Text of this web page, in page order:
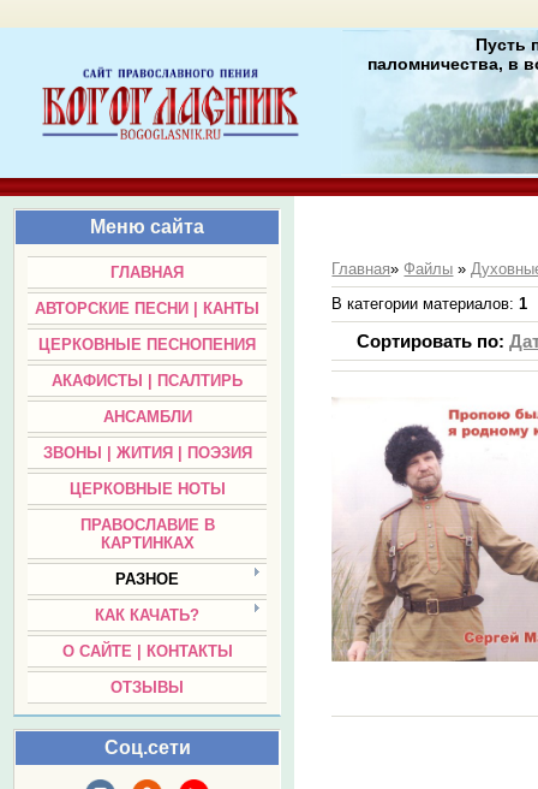
Пусть
паломничества, в
Меню сайта
ГЛАВНАЯ
АВТОРСКИЕ ПЕСНИ | КАНТЫ
ЦЕРКОВНЫЕ ПЕСНОПЕНИЯ
АКАФИСТЫ | ПСАЛТИРЬ
АНСАМБЛИ
ЗВОНЫ | ЖИТИЯ | ПОЭЗИЯ
ЦЕРКОВНЫЕ НОТЫ
ПРАВОСЛАВИЕ В
КАРТИНКАХ
РАЗНОЕ
КАК КАЧАТЬ?
О САЙТЕ | КОНТАКТЫ
ОТЗЫВЫ
Соц.сети
Главная»Файлы »
В категории материалов:1
Сортировать по: